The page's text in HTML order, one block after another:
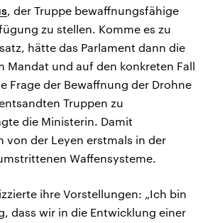
, der Truppe bewaffnungsfähige
zu stellen. Komme es zu
hätte das Parlament dann die
Mandat und auf den konkreten Fall
Frage der Bewaffnung der Drohne
Truppen zu
die Ministerin. Damit
von der Leyen erstmals in der
Waffensysteme.
ihre Vorstellungen: „Ich bin
dass wir in die Entwicklung einer